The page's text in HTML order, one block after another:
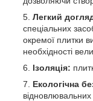
Легкий
спеціальних
окремої плитки
необхідності
Ізоляція:
Екологічна